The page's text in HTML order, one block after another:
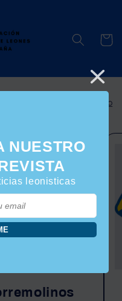
Carrito
Ver todo
NUESTRO
leonisticas